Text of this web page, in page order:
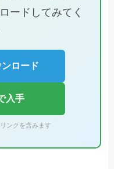
ードしてみてく
ロード
入手
ンクを含みます